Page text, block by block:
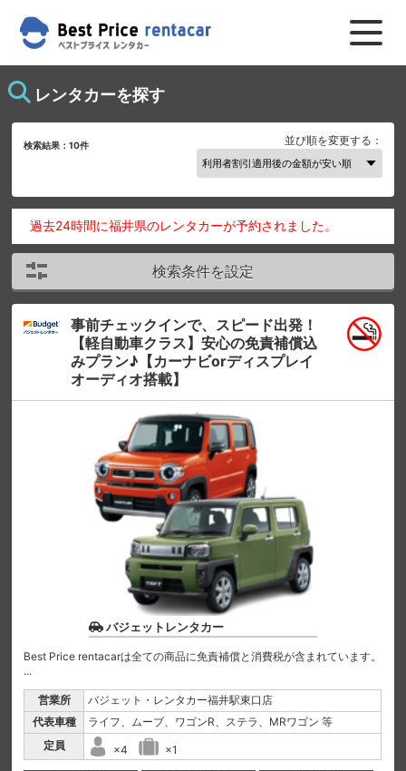
レンタカーを探す
検索結果：10件 並び順を変更する：
過去24時間に福井県のレンタカーが予約されました。
検索条件を設定
事前チェックインで、スピード出発！
【軽自動車クラス】安心の免責補償込
みプラン♪【カーナビorディスプレイ
オーディオ搭載】
バジェットレンタカー
Best Price rentacarは全ての商品に免責補償と消費税が含まれています。
...
営業所
バジェット・レンタカー福井駅東口店
代表車種
ライフ、ムーブ、ワゴンR、ステラ、MRワゴン 等
定員
×4 ×1